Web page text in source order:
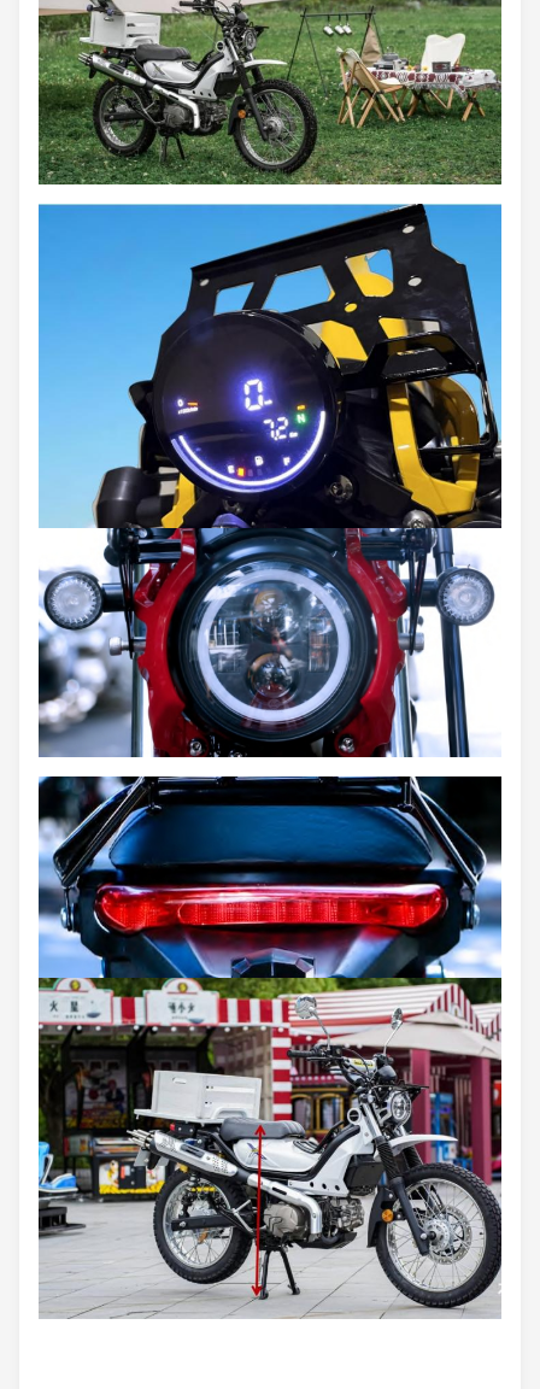
Inizia. Modalità
elettrico / piede
Iniziare
Distanza tra le
ruote(mm)
1285
- Max, ti prego.
Velocità(km/h)
≥ 85 km/h
Capacità di
carico(kg)
150 kg
Arrampicata
Capacità
)
3.50-16
Min. raggio di
rotazione